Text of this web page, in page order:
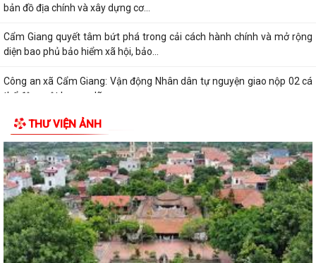
bản đồ địa chính và xây dựng cơ...
Cẩm Giang quyết tâm bứt phá trong cải cách hành chính và mở rộng
diện bao phủ bảo hiểm xã hội, bảo...
Công an xã Cẩm Giang: Vận động Nhân dân tự nguyện giao nộp 02 cá
thể động vật hoang dã
THƯ VIỆN ẢNH